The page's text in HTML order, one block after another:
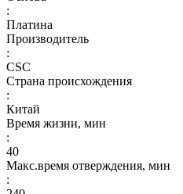
:
Платина
Производитель
:
CSC
Страна происхождения
:
Китай
Время жизни, мин
:
40
Макс.время отверждения, мин
: